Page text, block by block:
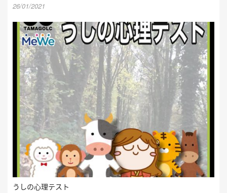
26/01/2021
うしの心理テスト